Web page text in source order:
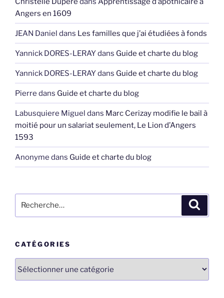
Angers en 1609
JEAN Daniel dans Les familles que j’ai étudiées à fonds
Yannick DORES-LERAYdans Guide et charte du blog
Yannick DORES-LERAYdans Guide et charte du blog
Pierre dans Guide et charte du blog
Labusquiere Miguel dans Marc Cerizay modifie le bail à
moitié pour un salariat seulement, Le Lion d’Angers
1593
Anonyme dans Guide et charte du blog
pour
CATÉGORIES